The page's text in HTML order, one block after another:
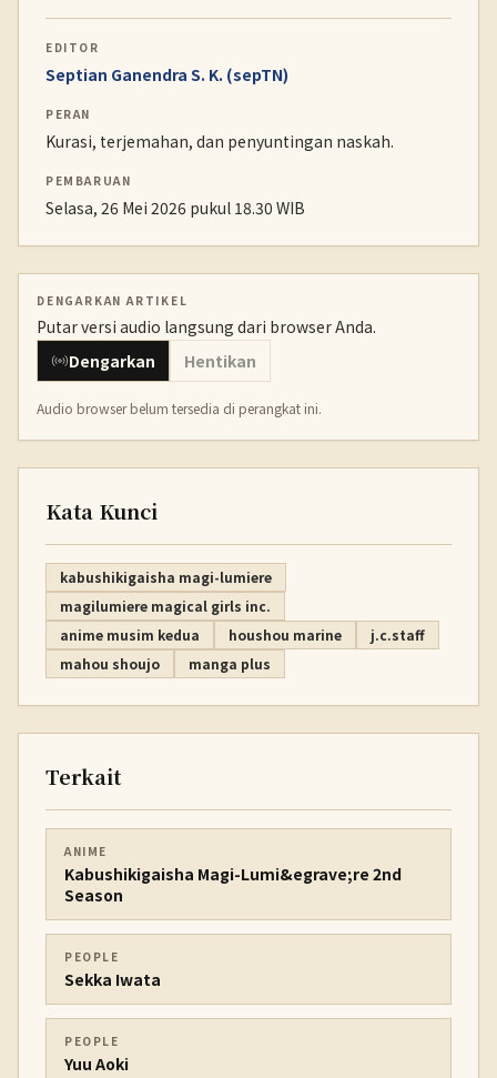
EDITOR
Septian Ganendra S. K. (sepTN)
PERAN
Kurasi, terjemahan, dan penyuntingan naskah.
PEMBARUAN
Selasa, 26 Mei 2026 pukul 18.30 WIB
DENGARKAN ARTIKEL
Putar versi audio langsung dari browser Anda.
Dengarkan
Hentikan
Audio browser belum tersedia di perangkat ini.
Kata Kunci
kabushikigaisha magi-lumiere
magilumiere magical girls inc.
anime musim kedua
houshou marine
j.c.staff
mahou shoujo
manga plus
Terkait
ANIME
Kabushikigaisha Magi-Lumi&egrave;re 2nd
Season
PEOPLE
Sekka Iwata
PEOPLE
Yuu Aoki